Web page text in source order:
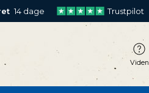
14 dage Trustpilot
Viden